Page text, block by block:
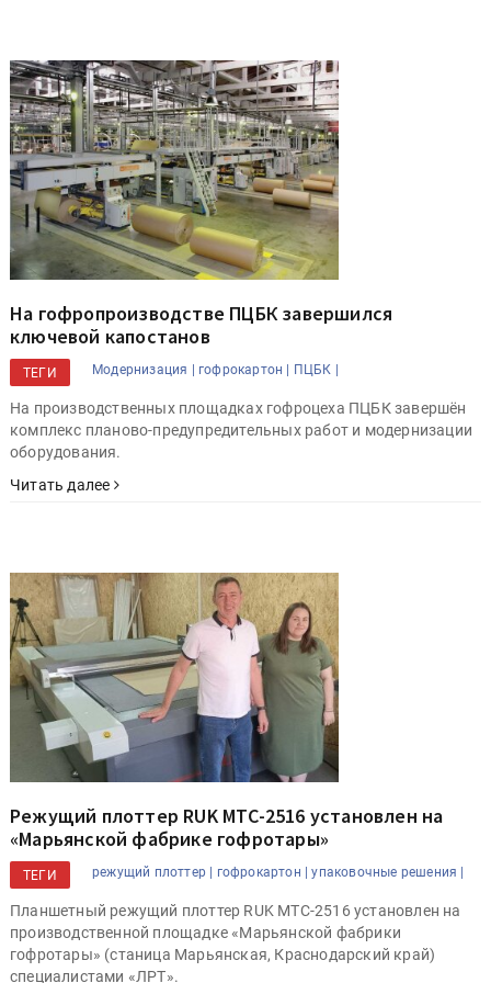
На гофропроизводстве ПЦБК завершился
ключевой капостанов
ТЕГИ Модернизация | гофрокартон | ПЦБК |
На производственных площадках гофроцеха ПЦБК завершён
комплекс планово-предупредительных работ и модернизации
оборудования.
Читать далее
Режущий плоттер RUK MTC-2516 установлен на
«Марьянской фабрике гофротары»
ТЕГИ режущий плоттер | гофрокартон | упаковочные решения |
Планшетный режущий плоттер RUK MTC-2516 установлен на
производственной площадке «Марьянской фабрики
гофротары» (станица Марьянская, Краснодарский край)
специалистами «ЛРТ».